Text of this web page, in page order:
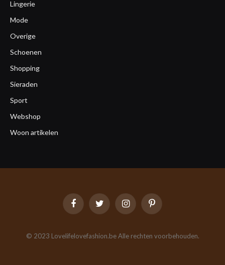
Lingerie
Mode
Overige
Schoenen
Shopping
Sieraden
Sport
Webshop
Woon artikelen
FacebookTwitter InstagramPinterest
© 2023 Lovelifelovefashion.be Alle rechten voorbehouden.